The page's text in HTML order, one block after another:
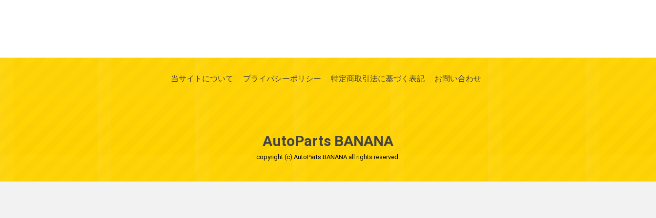
当サイトについて プライバシーポリシー 特定商取引法に基づく表記 お問い合わせ
AutoParts BANANA
copyright (c) AutoParts BANANA all rights reserved.